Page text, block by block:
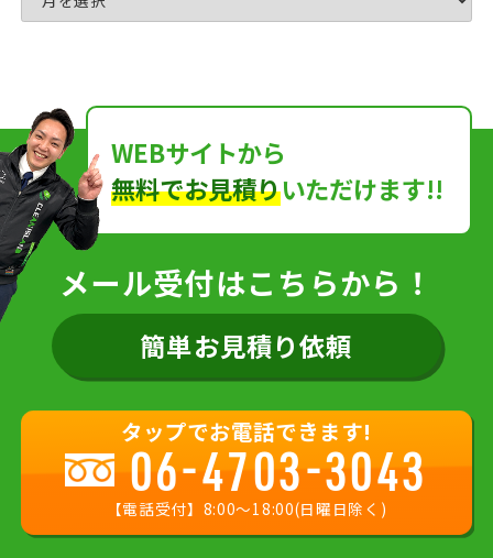
WEBサイトから
無料でお見積りいただけます!!
メール受付はこちらから！
簡単お見積り依頼
タップでお電話できます!
06-4703-3043
【電話受付】8:00〜18:00(日曜日除く)